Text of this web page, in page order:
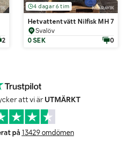
2
4 dagar 6 tim
Hetvattentvätt Nilfisk MH 7P-
Svalöv
0 SEK
0
att vi är UTMÄRKT
på 13429 omdömen